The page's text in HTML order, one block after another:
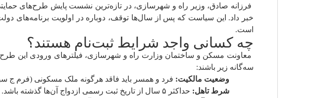
فرزانه صادق، وزیر راه و شهرسازی، در تازه‌ترین نشست پایش طرح‌های
خبر داد. این سیاست که پس از سال‌ها توقف، دوباره در اولویت برنامه‌های
است.
چه کسانی واجد شرایط ثبت‌نام هستند؟
معاونت مسکن و ساختمان وزارت راه و شهرسازی، فیلترهای ورودی این طرح
سه‌گانه زیر باشند:
وضعیت مالکیت: فرد و همسر باید فاقد هرگونه ملک مسکونی (فرم ج
شرط تاهل: حداکثر ۵ سال از تاریخ ثبت رسمی ازدواج آن‌ها گذشته باشد.